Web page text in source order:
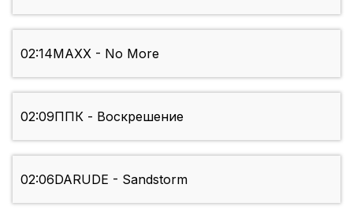
02:14MAXX - No More
02:09ППК - Воскрешение
02:06DARUDE - Sandstorm